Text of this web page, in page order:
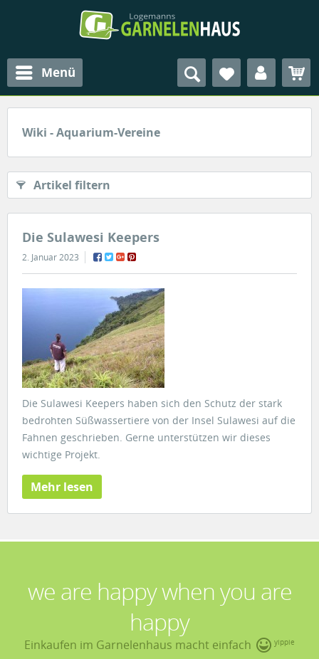
Menü
Wiki - Aquarium-Vereine
Artikel filtern
Die Sulawesi Keepers
2. Januar 2023
Die Sulawesi Keepers haben sich den Schutz der stark
bedrohten Süßwassertiere von der Insel Sulawesi auf die
Fahnen geschrieben. Gerne unterstützen wir dieses
wichtige Projekt.
Mehr lesen
we are happy when you are
happy
Einkaufen im Garnelenhaus macht einfach yippie